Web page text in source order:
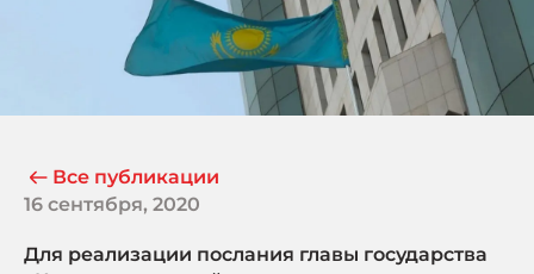
Все публикации
16 сентября, 2020
Для реализации послания главы государства